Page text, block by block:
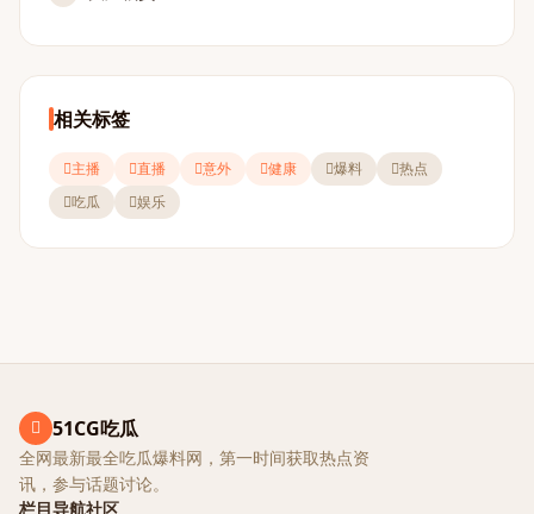
相关标签
主播 直播 意外 健康 爆料
热点
吃瓜
娱乐
51CG吃瓜
全网最新最全吃瓜爆料网，第一时间获取热点资
讯，参与话题讨论。
栏目导航社区